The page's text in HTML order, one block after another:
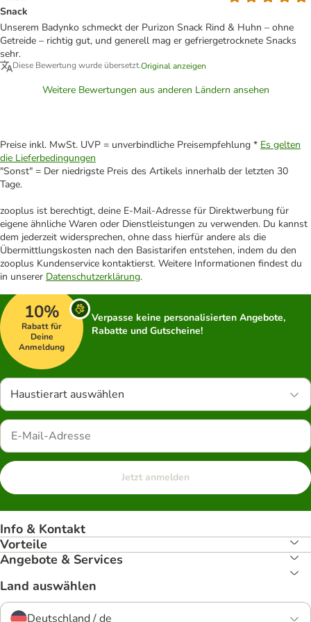
Snack
Unserem Badynko schmeckt der Purizon Snack Rind & Huhn – ohne
Getreide – richtig gut, und generell mag er gefriergetrocknete Snacks
sehr.
Diese Bewertung wurde übersetzt.Original anzeigen
Weitere Bewertungen aus anderen Ländern ansehen
Preise inkl. MwSt. UVP = unverbindliche Preisempfehlung * Es gelten
die Lieferbedingungen
"Sonst" = Der niedrigste Preis des Artikels innerhalb der letzten 30
Tage.
zooplus ist berechtigt, deine E-Mail-Adresse für Direktwerbung für
eigene ähnliche Waren oder Dienstleistungen zu verwenden. Du kannst
dem jederzeit widersprechen, ohne dass hierfür andere als die
Übermittlungskosten nach den Basistarifen entstehen, indem du den
zooplus Kundenservice kontaktierst. Weitere Informationen findest du
in unserer Datenschutzerklärung.
10%
Rabatt für
Deine
Anmeldung
Verpasse keine personalisierten Angebote,
Rabatte und Gutscheine!
Haustierart auswählen
Jetzt anmelden
Info & Kontakt
Vorteile
Angebote & Services
Land auswählen
Deutschland / de